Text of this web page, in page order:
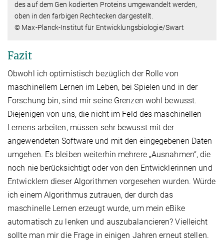
des auf dem Gen kodierten Proteins umgewandelt werden,
oben in den farbigen Rechtecken dargestellt.
© Max-Planck-Institut für Entwicklungsbiologie/Swart
Fazit
Obwohl ich optimistisch bezüglich der Rolle von
maschinellem Lernen im Leben, bei Spielen und in der
Forschung bin, sind mir seine Grenzen wohl bewusst.
Diejenigen von uns, die nicht im Feld des maschinellen
Lernens arbeiten, müssen sehr bewusst mit der
angewendeten Software und mit den eingegebenen Daten
umgehen. Es bleiben weiterhin mehrere „Ausnahmen“, die
noch nie berücksichtigt oder von den Entwicklerinnen und
Entwicklern dieser Algorithmen vorgesehen wurden. Würde
ich einem Algorithmus zutrauen, der durch das
maschinelle Lernen erzeugt wurde, um mein eBike
automatisch zu lenken und auszubalancieren? Vielleicht
sollte man mir die Frage in einigen Jahren erneut stellen.